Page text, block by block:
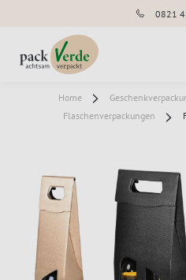
0821
Home
Flaschenverpackungen